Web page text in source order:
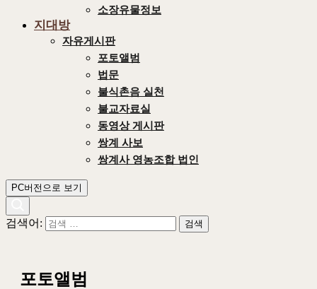
소장유물정보
지대방
자유게시판
포토앨범
법문
불식촌음 실천
불교자료실
동영상 게시판
쌍계 사보
쌍계사 영농조합 법인
PC버전으로 보기
검색어:
포토앨범